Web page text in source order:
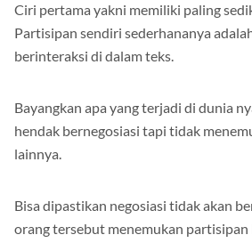
Ciri pertama yakni memiliki paling
Partisipan sendiri sederhananya
berinteraksi di dalam teks.
Bayangkan apa yang terjadi di dunia
hendak bernegosiasi tapi tidak
lainnya.
Bisa dipastikan negosiasi tidak akan
orang tersebut menemukan partisipan